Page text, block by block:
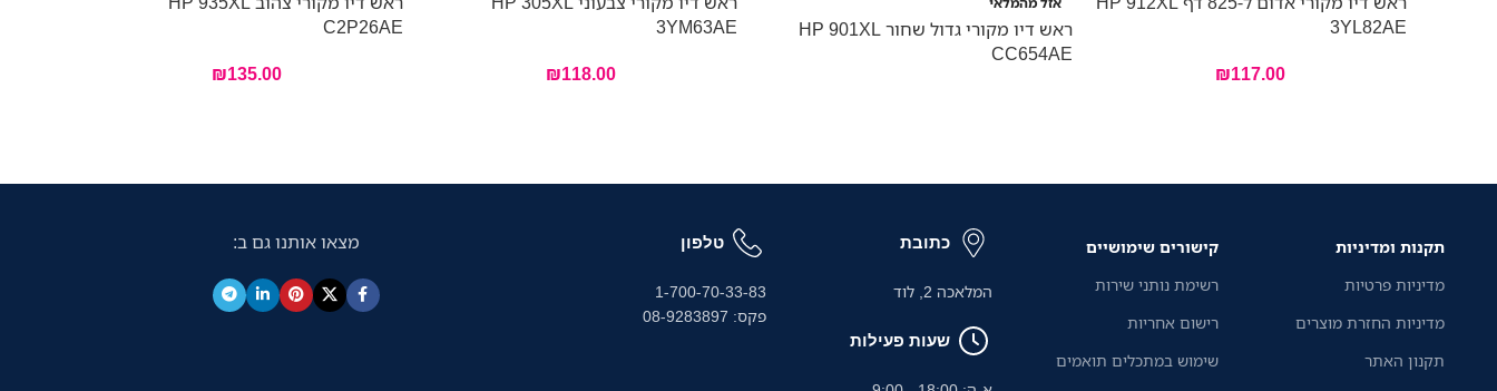
3YL82AE
₪117.00
ראש דיו מקורי גדול שחור HP 901XL
CC654AE
3YM63AE
₪118.00
C2P26AE
₪135.00
תקנות ומדיניות
מדיניות פרטיות
מדיניות החזרת מוצרים
תקנון האתר
קישורים שימושיים
רשימת נותני שירות
רישום אחריות
שימוש במתכלים תואמים
כתובת
המלאכה 2, לוד
שעות פעילות
טלפון
1-700-70-33-83
פקס: 08-9283897
מצאו אותנו גם ב: